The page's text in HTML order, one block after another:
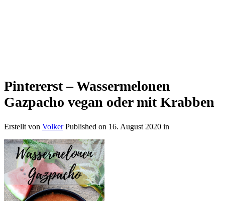
Pintererst – Wassermelonen
Gazpacho vegan oder mit Krabben
Erstellt von Volker Published on 16. August 2020 in